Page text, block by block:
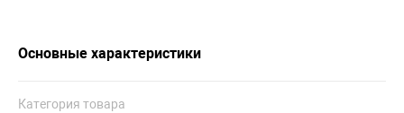
Основные характеристики
Категория товара